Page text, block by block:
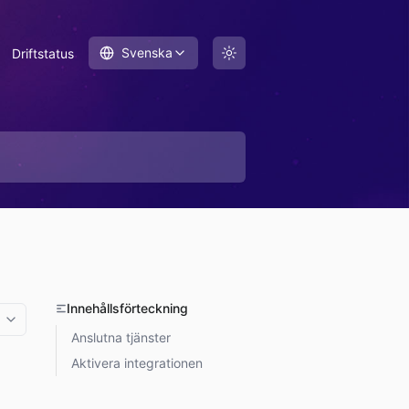
Driftstatus Svenska
More options
Innehållsförteckning
Anslutna tjänster
Aktivera integrationen